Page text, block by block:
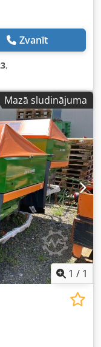
Zvanīt
,
Mazā sludinājuma
1 / 1